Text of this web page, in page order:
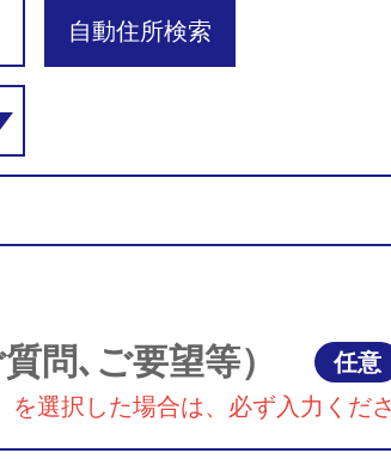
自動住所検索
問､ご要望等）
任意
選択した場合は、必ず入力くださ